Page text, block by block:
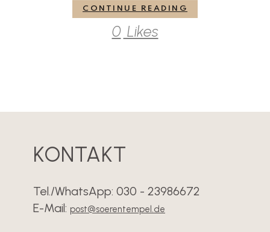
CONTINUE READING
0 Likes
KONTAKT
Tel./WhatsApp: 030 - 23986672
E-Mail: post@soerentempel.de